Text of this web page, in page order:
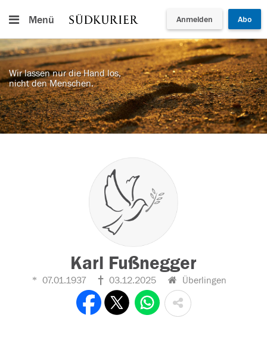
Menü Anmelden Abo
Wir lassen nur die Hand los,
nicht den Menschen.
Karl Fußnegger
07.01.1937 03.12.2025 Überlingen